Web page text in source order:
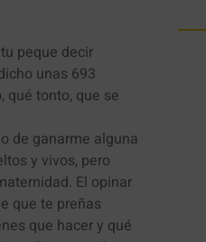
peque decir
unas 693
qué tonto, que se
de ganarme alguna
y vivos, pero
El opinar
que te preñas
que hacer y qué